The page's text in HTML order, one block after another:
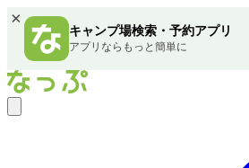
×
キャンプ場検索・予約アプリ
アプリならもっと簡単に